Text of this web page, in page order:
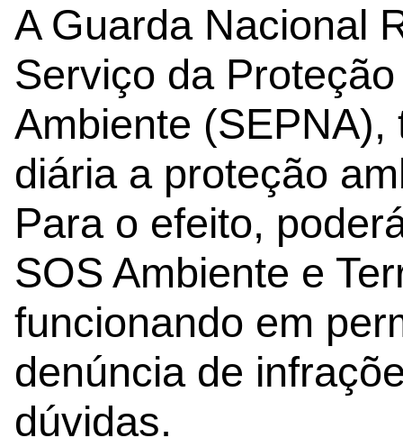
A Guarda Nacional
Serviço da
Ambiente
diária a proteção
Para o efeito,
SOS Ambiente e
funcionando em
denúncia de
dúvidas.